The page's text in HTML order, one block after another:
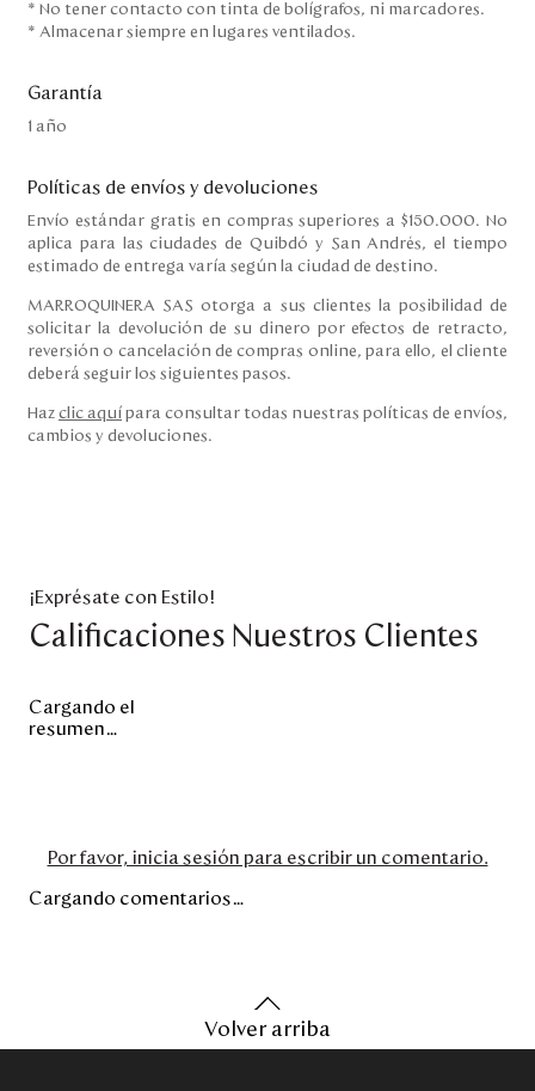
* No tener contacto con tinta de bolígrafos, ni marcadores.
* Almacenar siempre en lugares ventilados.
Garantía
1 año
Políticas de envíos y devoluciones
Envío estándar gratis en compras superiores a $150.000. No
aplica para las ciudades de Quibdó y San Andrés, el tiempo
estimado de entrega varía según la ciudad de destino.
MARROQUINERA SAS otorga a sus clientes la posibilidad de
solicitar la devolución de su dinero por efectos de retracto,
reversión o cancelación de compras online, para ello, el cliente
deberá seguir los siguientes pasos.
Haz clic aquí para consultar todas nuestras políticas de envíos,
cambios y devoluciones.
¡Exprésate con Estilo!
Calificaciones Nuestros Clientes
Cargando el
resumen…
Por favor, inicia sesión para escribir un comentario.
Cargando comentarios…
Volver arriba